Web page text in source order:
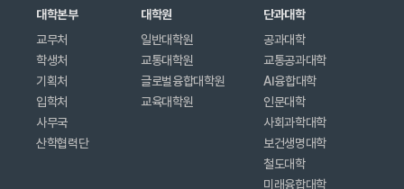
대학본부
교무처
학생처
기획처
입학처
사무국
산학협력단
대학원
일반대학원
교통대학원
글로벌융합대학원
교육대학원
단과대학
공과대학
교통공과대학
AI융합대학
인문대학
사회과학대학
보건생명대학
철도대학
미래융합대학